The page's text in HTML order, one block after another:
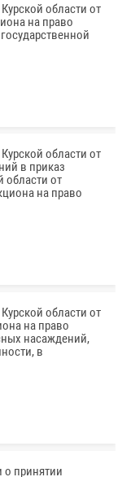
области от
на право
области от
в приказ
области от
на право
области от
на право
насаждений,
в
о принятии